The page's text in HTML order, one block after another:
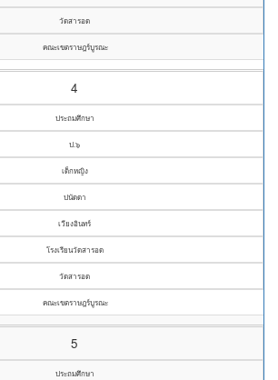
วัดสารอด
คณะเขตราษฎร์บูรณะ
4
ประถมศึกษา
ป.๖
เด็กหญิง
ปนัดดา
เวียงอินทร์
โรงเรียนวัดสารอด
วัดสารอด
คณะเขตราษฎร์บูรณะ
5
ประถมศึกษา